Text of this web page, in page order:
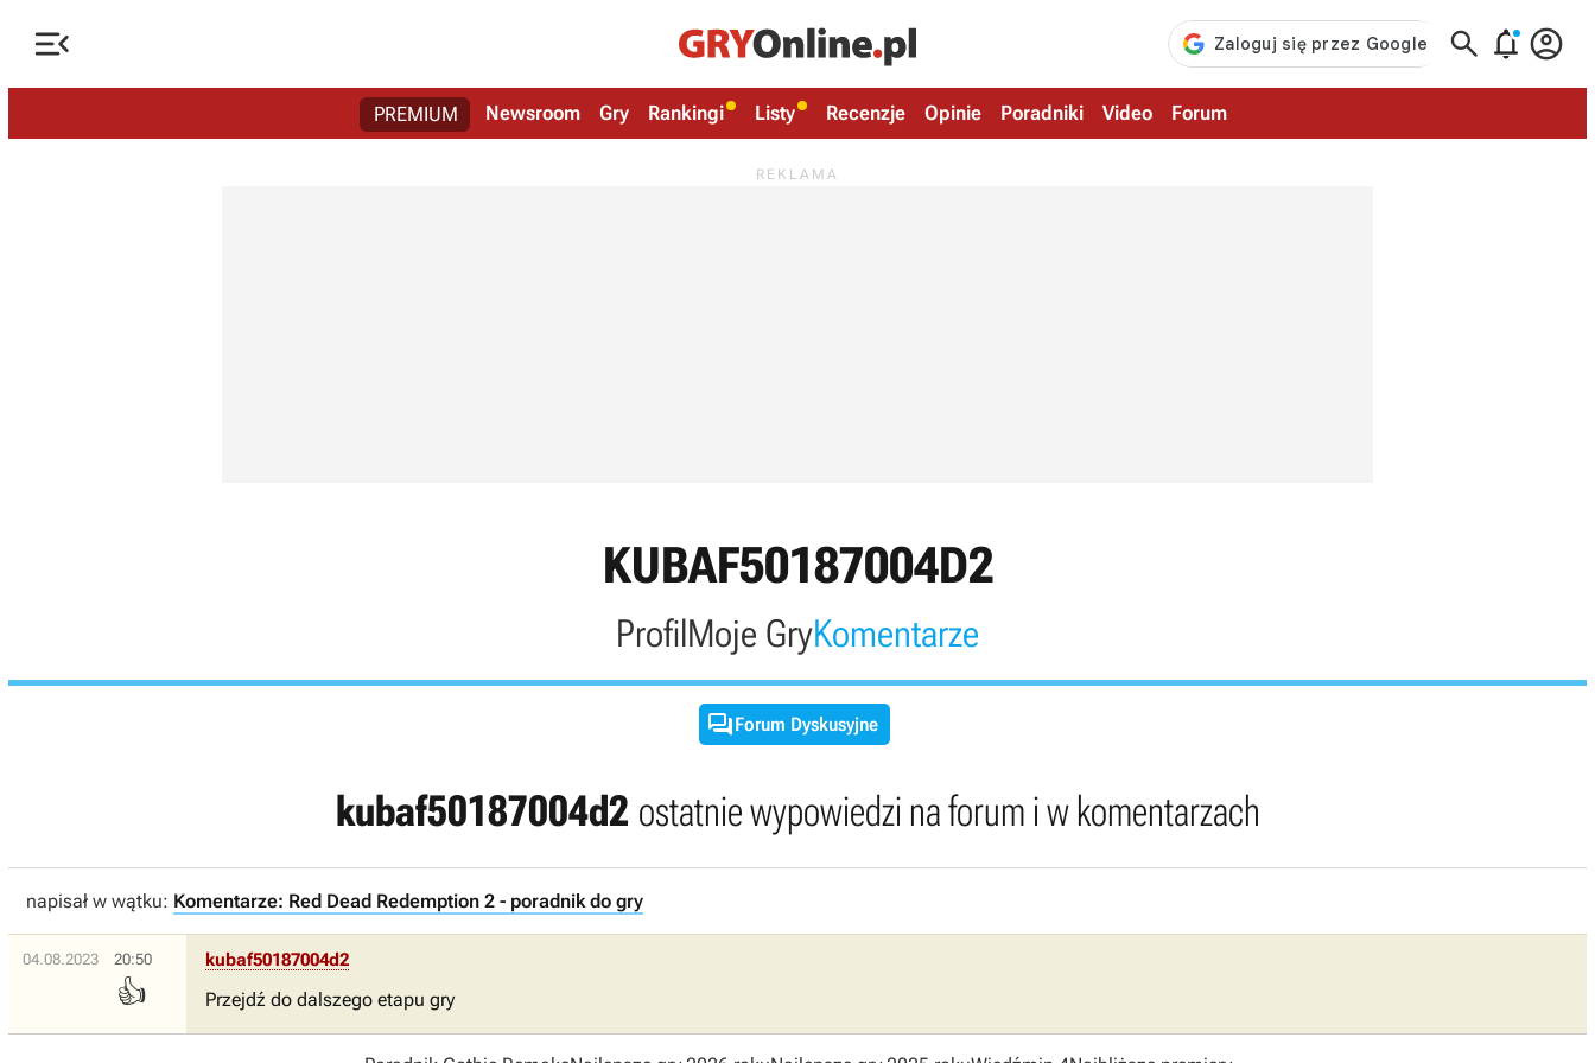
   
PREMIUM Newsroom Gry Rankingi Listy Recenzje Opinie Poradniki Video Forum
KUBAF50187004D2
ProfilMoje GryKomentarze
Forum Dyskusyjne
kubaf50187004d2 ostatnie wypowiedzi na forum i w komentarzach
napisał w wątku: Komentarze: Red Dead Redemption 2 - poradnik do gry
04.08.2023 20:50
👍
kubaf50187004d2
Przejdź do dalszego etapu gry